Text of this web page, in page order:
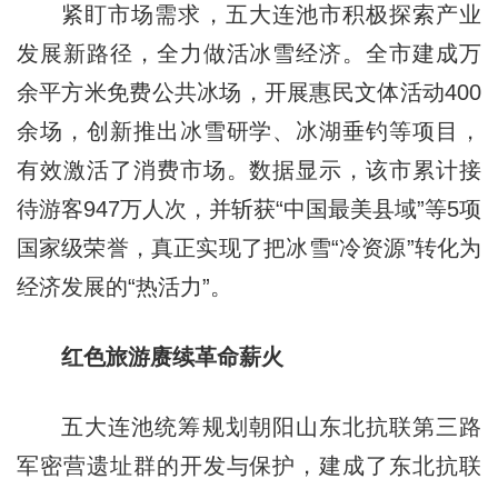
紧盯市场需求，五大连池市积极探索产业
发展新路径，全力做活冰雪经济。全市建成万
余平方米免费公共冰场，开展惠民文体活动400
余场，创新推出冰雪研学、冰湖垂钓等项目，
有效激活了消费市场。数据显示，该市累计接
待游客947万人次，并斩获“中国最美县域”等5项
国家级荣誉，真正实现了把冰雪“冷资源”转化为
经济发展的“热活力”。
红色旅游赓续革命薪火
五大连池统筹规划朝阳山东北抗联第三路
军密营遗址群的开发与保护，建成了东北抗联